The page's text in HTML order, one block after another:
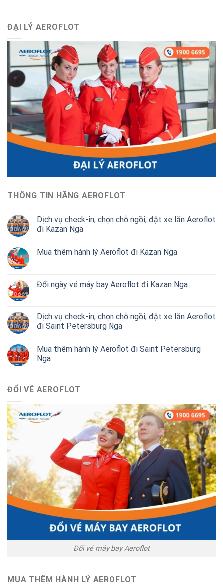
ĐẠI LÝ AEROFLOT
THÔNG TIN HÃNG AEROFLOT
Dịch vụ check-in, chọn chỗ ngồi, đặt xe lăn Aeroflot
đi Kazan Nga
Mua thêm hành lý Aeroflot đi Kazan Nga
Đổi ngày vé máy bay Aeroflot đi Kazan Nga
Dịch vụ check-in, chọn chỗ ngồi, đặt xe lăn Aeroflot
đi Saint Petersburg Nga
Mua thêm hành lý Aeroflot đi Saint Petersburg
Nga
ĐỔI VÉ AEROFLOT
Đổi vé máy bay Aeroflot
MUA THÊM HÀNH LÝ AEROFLOT